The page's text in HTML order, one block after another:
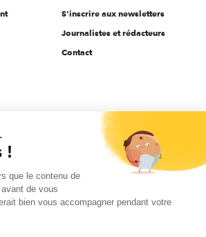
S'inscrire aux newsletters
Journalistes et rédacteurs
Contact
!
que le contenu de
de vous
bien vous accompagner pendant votre